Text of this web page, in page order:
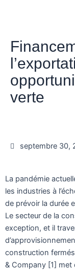
verte
septembre 30,
La pandémie
les industries à
de prévoir la durée
Le secteur de la
exception, et il
construction
& Company [1] met